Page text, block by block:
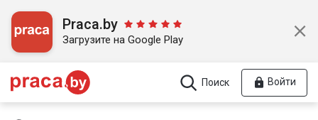
Praca.by
Загрузите на Google Play
Поиск Войти